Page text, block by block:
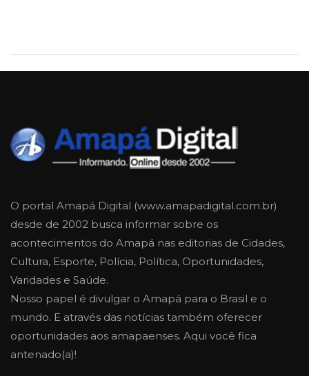
O portal Amapá Digital (www.amapadigital.com.br)
desde de 2002 busca informar sobre os
acontecimentos do Amapá nas editorias de Cidades,
Cultura, Esporte, Polícia, Política, Oportunidades,
Varidades e Saúde.
Nosso papel é divulgar o Amapá para o Brasil e o
mundo. E através das notícias também oferecer
oportunidades aos amapaenses. Aqui você fica
antenado(a)!